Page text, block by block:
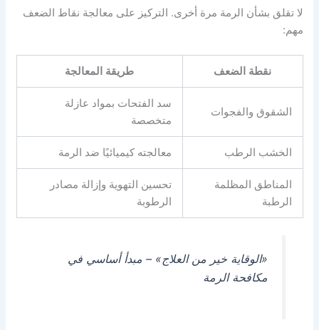
لا تقلق بشأن الرمة مرة أخرى. التركيز على معالجة نقاط الضعف
مهم:
نقطة الضعف طريقة المعالجة
الشقوق والفجوات
سد الفتحات بمواد عازلة
متخصصة
الخشب الرطب معالجته كيميائيًا ضد الرمة
المناطق المظلمة
الرطبة
تحسين التهوية وإزالة مصادر
الرطوبة
«الوقاية خير من العلاج» – مبدأ أساسي في
مكافحة الرمة